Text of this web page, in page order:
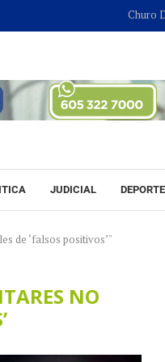
Churo Díaz
JUDICIAL
de ‘falsos positivos’"
NO